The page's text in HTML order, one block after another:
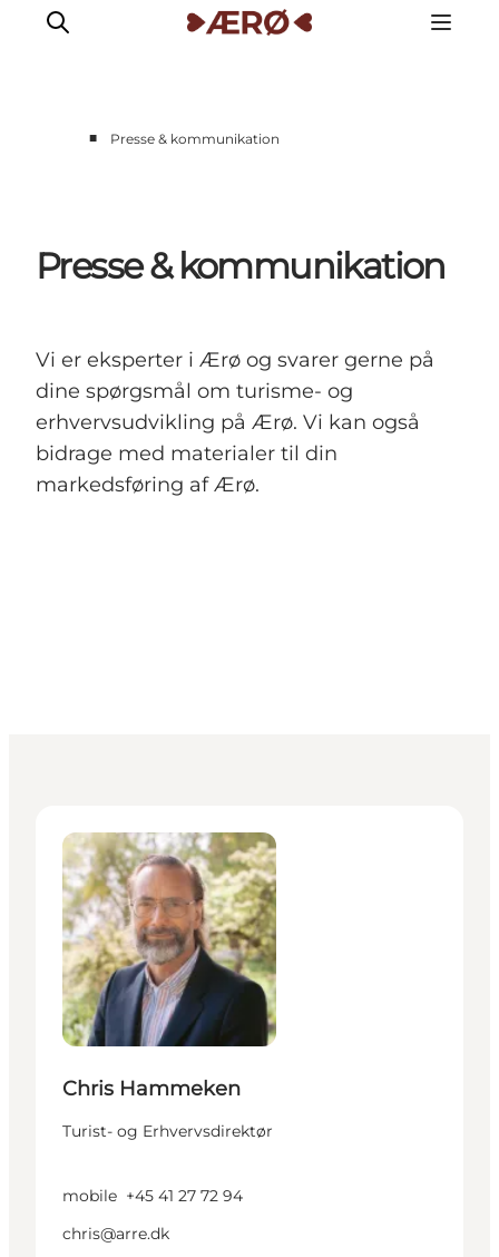
■ Presse & kommunikation
Presse & kommunikation
Vi er eksperter i Ærø og svarer gerne på
dine spørgsmål om turisme- og
erhvervsudvikling på Ærø. Vi kan også
bidrage med materialer til din
markedsføring af Ærø.
Chris Hammeken
Turist- og Erhvervsdirektør
mobile +45 41 27 72 94
chris@arre.dk